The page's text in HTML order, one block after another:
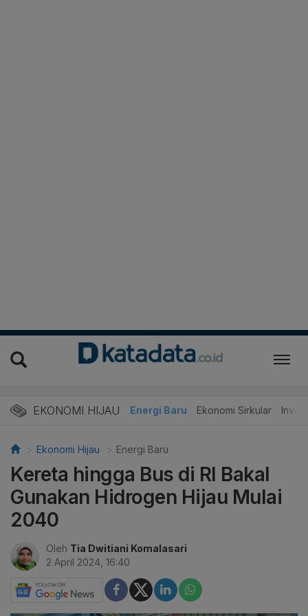
EKONOMI HIJAU Energi Baru Ekonomi Sirkular
Ekonomi Hijau Energi Baru
Kereta hingga Bus di RI Bakal
Gunakan Hidrogen Hijau Mulai
2040
Oleh Tia Dwitiani Komalasari
2 April 2024, 16:40